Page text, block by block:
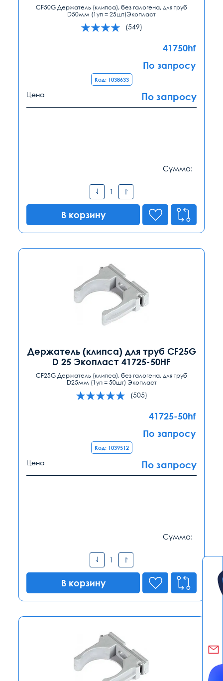
CF50G Держатель (клипса), без галогена, для труб
D50мм (1уп = 25шт)Экопласт
(549)
41750hf
По запросу
Код: 1038633
Цена По запросу
Сумма:
В корзину
Держатель (клипса) для труб CF25G
D 25 Экопласт 41725-50HF
CF25G Держатель (клипса), без галогена, для труб
D25мм (1уп = 50шт) Экопласт
(505)
41725-50hf
По запросу
Код: 1039512
Цена По запросу
Сумма:
В корзину